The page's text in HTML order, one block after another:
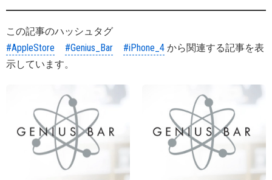
この記事のハッシュタグ
#AppleStore
#Genius_Bar #iPhone_4 から関連する記事を表
示しています。